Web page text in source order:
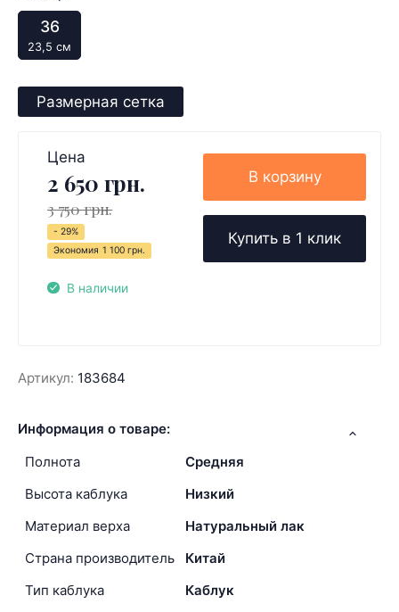
36
23,5 см
Размерная сетка
Цена
2 650 грн.
3 750 грн.
- 29%
Экономия 1 100 грн.
В наличии
В корзину
Купить в 1 клик
Артикул: 183684
Информация о товаре:
Полнота
Средняя
Высота каблука
Низкий
Материал верха
Натуральный лак
Страна производитель
Китай
Тип каблука
Каблук